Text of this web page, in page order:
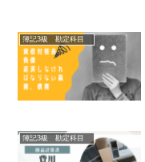
簿記3級 勘定科目
簿記3級 勘定科目